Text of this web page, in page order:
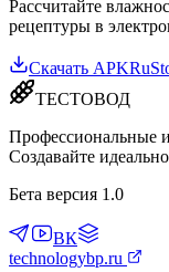
Рассчитайте
рецептуры в
Скачать APK
ТЕСТОВОД
Профессиональные
Создавайте
Бета версия 1.0
ВК
technologybp.ru